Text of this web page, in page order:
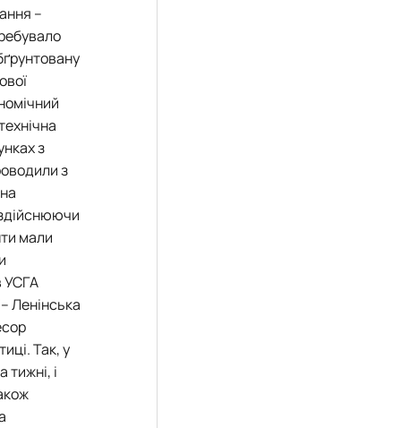
–
з
з
мали
УСГА
Ленінська
Так, у
і